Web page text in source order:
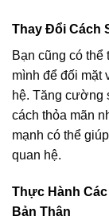
Thay Đổi Cách
Bạn cũng có thể
mình để đối mặt
hệ. Tăng cường
cách thỏa mãn
mạnh có thể
quan hệ.
Thực Hành
Bản Thân